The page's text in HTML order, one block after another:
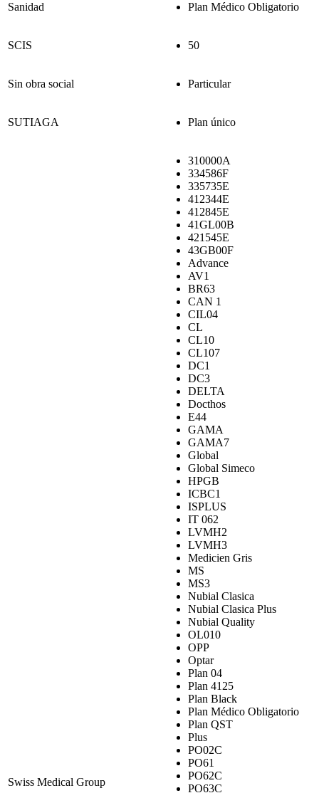
Sanidad Plan Médico Obligatorio
SCIS 50
Sin obra social Particular
SUTIAGA Plan único
Swiss Medical Group
310000A
334586F
335735E
412344E
412845E
41GL00B
421545E
43GB00F
Advance
AV1
BR63
CAN 1
CIL04
CL
CL10
CL107
DC1
DC3
DELTA
Docthos
E44
GAMA
GAMA7
Global
Global Simeco
HPGB
ICBC1
ISPLUS
IT 062
LVMH2
LVMH3
Medicien Gris
MS
MS3
Nubial Clasica
Nubial Clasica Plus
Nubial Quality
OL010
OPP
Optar
Plan 04
Plan 4125
Plan Black
Plan Médico Obligatorio
Plan QST
Plus
PO02C
PO61
PO62C
PO63C